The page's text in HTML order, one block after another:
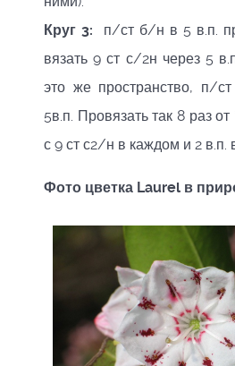
Круг 3:
п/ст б/н в 5 в.п.
вязать 9 ст с/2н через 5
это же пространство, п/
5в.п. Провязать так 8 раз
с 9 ст с2/н в каждом и 2 в.п.
Фото цветка Laurel в